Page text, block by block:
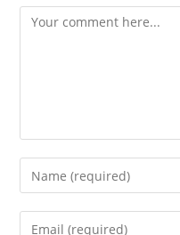
Comment
Enter
your
name
Enter